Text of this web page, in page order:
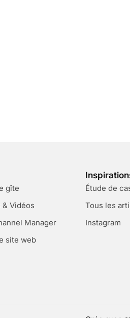
gîte
Vidéos
Manager
site web
Étude de
Tous les
Instagram